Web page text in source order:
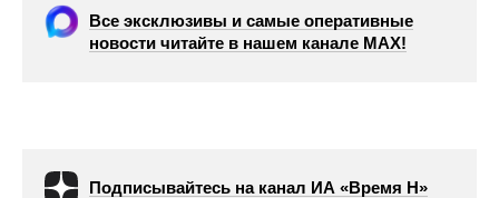
Все эксклюзивы и самые оперативные
новости читайте в нашем канале МАХ!
Подписывайтесь на канал ИА «Время Н»